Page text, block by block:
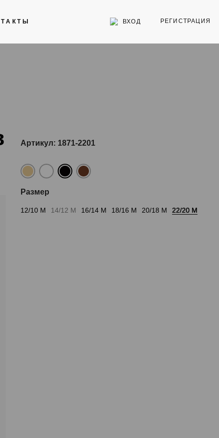
ВХОД РЕГИСТРАЦИЯ
Артикул: 1871-2201
Размер
12/10 M 14/12 M 16/14 M 18/16 M 20/18 M 22/20 M